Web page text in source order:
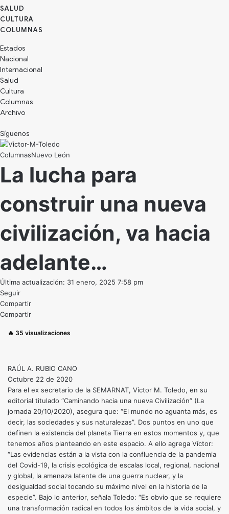
SALUD
CULTURA
Estados
Nacional
Internacional
Salud
Cultura
Archivo
Síguenos
Nuevo León
La lucha para
construir una nueva
civilización, va hacia
adelante…
Última actualización: 31 enero, 2025 7:58 pm
Seguir
Compartir
Compartir
🔥 35 visualizaciones
RAÚL A. RUBIO CANO
Octubre 22 de 2020
Para el ex secretario de la SEMARNAT, Víctor M. Toledo, en su
editorial titulado “Caminando hacia una nueva Civilización” (La
jornada 20/10/2020), asegura que: “El mundo no aguanta más, es
decir, las sociedades y sus naturalezas”. Dos puntos en uno que
definen la existencia del planeta Tierra en estos momentos y, que
tenemos años planteando en este espacio. A ello agrega Víctor:
“Las evidencias están a la vista con la confluencia de la pandemia
del Covid-19, la crisis ecológica de escalas local, regional, nacional
y global, la amenaza latente de una guerra nuclear, y la
desigualdad social tocando su máximo nivel en la historia de la
especie”. Bajo lo anterior, señala Toledo: “Es obvio que se requiere
una transformación radical en todos los ámbitos de la vida social, y